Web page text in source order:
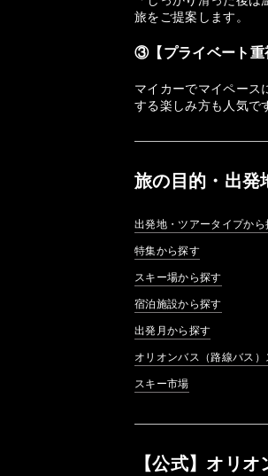
旅をご提案します。
③【プライベート重
マイカーでマイペース
する楽しみ方も人気で
旅の目的・出発
出発地・ツアータイプから
特集から探す
スキー場から探す
宿泊施設から探す
出発月から探す
オリオンバス（路線バス
スキー市場
【公式】オリ